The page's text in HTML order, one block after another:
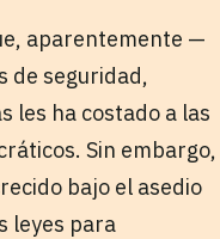
aparentemente —
de seguridad,
les ha costado a las
Sin embargo,
bajo el asedio
leyes para